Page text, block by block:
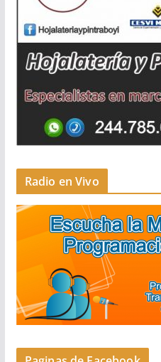
Radio en Vivo